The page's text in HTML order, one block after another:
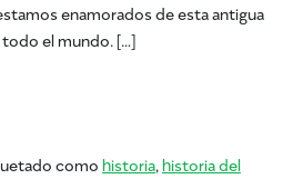
enamorados de esta antigua
el mundo. […]
como historia, historia del